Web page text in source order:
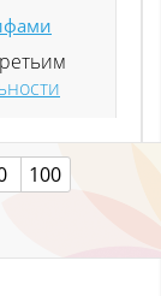
100